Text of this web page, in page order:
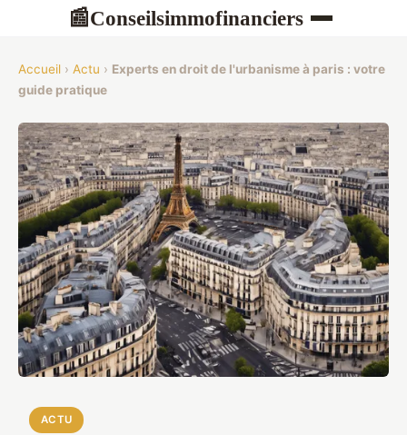
📰Conseilsimmofinanciers
Accueil › Actu › Experts en droit de l'urbanisme à paris : votre
guide pratique
ACTU